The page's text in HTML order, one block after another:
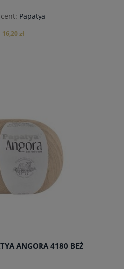
Papatya
16,20 zł
ANGORA 4180 BEŻ